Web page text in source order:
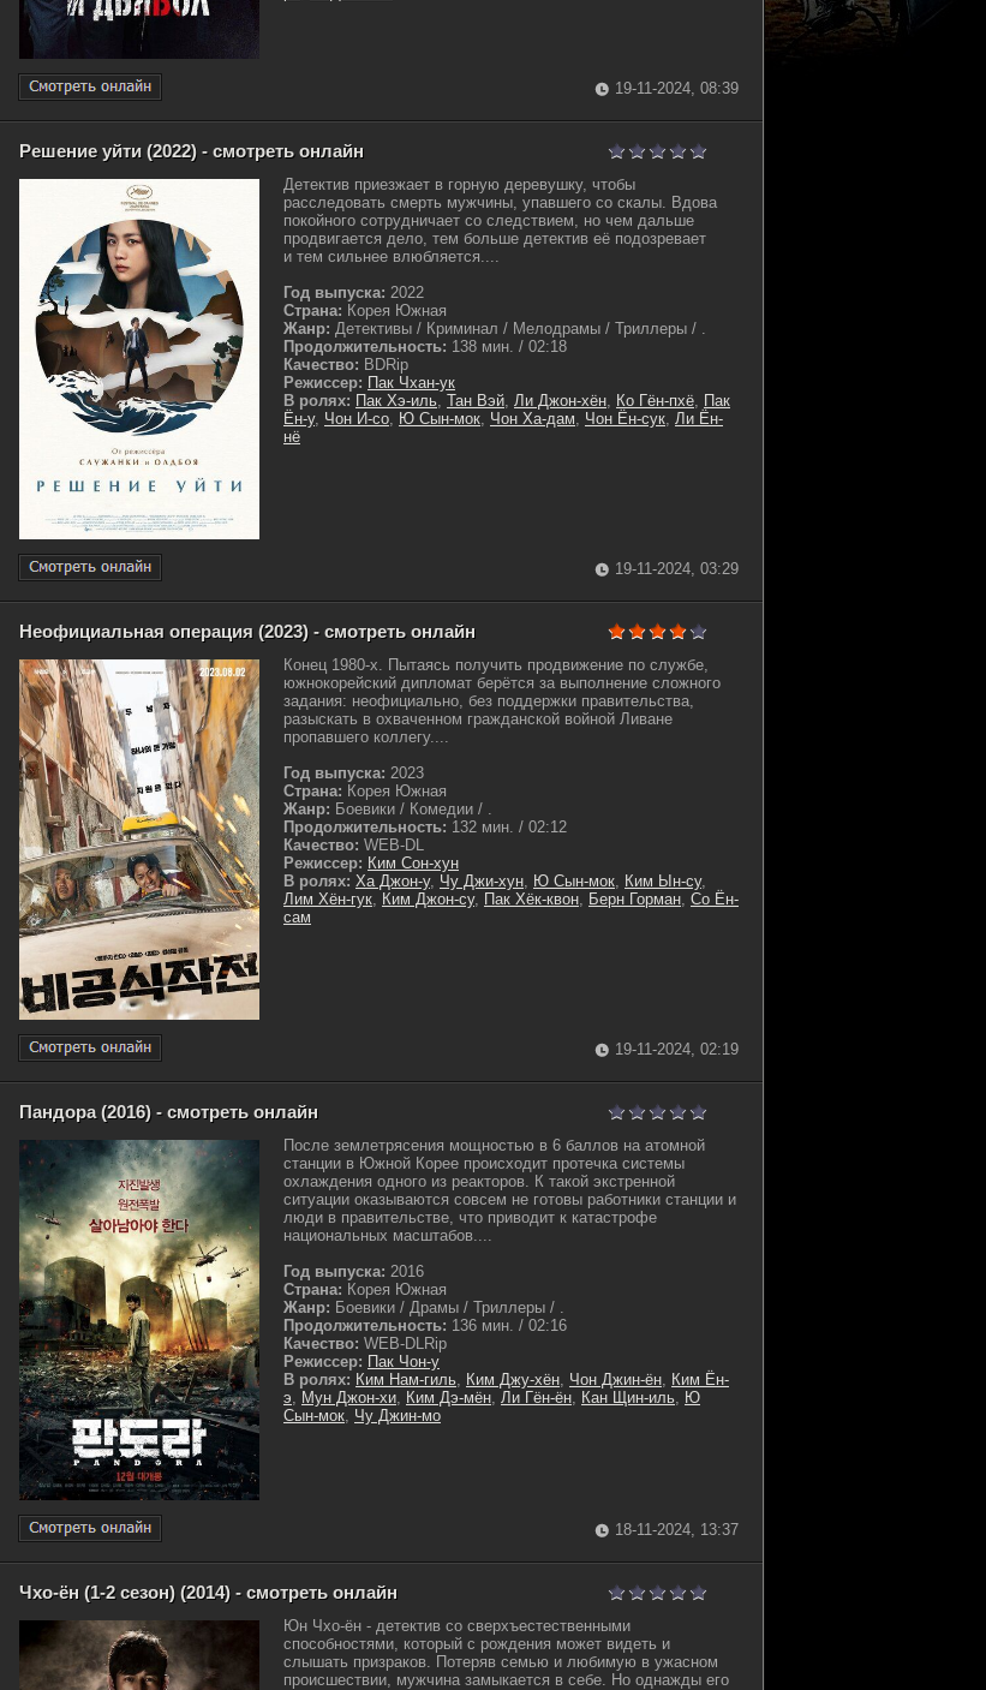
19-11-2024, 08:39
Решение уйти (2022) - смотреть онлайн
Детектив приезжает в горную деревушку, чтобы
расследовать смерть мужчины, упавшего со скалы. Вдова
покойного сотрудничает со следствием, но чем дальше
продвигается дело, тем больше детектив её подозревает
и тем сильнее влюбляется....
Год выпуска: 2022
Страна: Корея Южная
Жанр: Детективы / Криминал / Мелодрамы / Триллеры / .
Продолжительность: 138 мин. / 02:18
Качество: BDRip
Режиссер: Пак Чхан-ук
В ролях: Пак Хэ-иль, Тан Вэй, Ли Джон-хён, Ко Гён-пхё, Пак
Ён-у, Чон И-со, Ю Сын-мок, Чон Ха-дам, Чон Ён-сук, Ли Ён-
нё
19-11-2024, 03:29
Неофициальная операция (2023) - смотреть онлайн
Конец 1980-х. Пытаясь получить продвижение по службе,
южнокорейский дипломат берётся за выполнение сложного
задания: неофициально, без поддержки правительства,
разыскать в охваченном гражданской войной Ливане
пропавшего коллегу....
Год выпуска: 2023
Страна: Корея Южная
Жанр: Боевики / Комедии / .
Продолжительность: 132 мин. / 02:12
Качество: WEB-DL
Режиссер: Ким Сон-хун
В ролях: Ха Джон-у, Чу Джи-хун, Ю Сын-мок, Ким Ын-су,
Лим Хён-гук, Ким Джон-су, Пак Хёк-квон, Берн Горман, Со Ён-
сам
19-11-2024, 02:19
Пандора (2016) - смотреть онлайн
После землетрясения мощностью в 6 баллов на атомной
станции в Южной Корее происходит протечка системы
охлаждения одного из реакторов. К такой экстренной
ситуации оказываются совсем не готовы работники станции и
люди в правительстве, что приводит к катастрофе
национальных масштабов....
Год выпуска: 2016
Страна: Корея Южная
Жанр: Боевики / Драмы / Триллеры / .
Продолжительность: 136 мин. / 02:16
Качество: WEB-DLRip
Режиссер: Пак Чон-у
В ролях: Ким Нам-гиль, Ким Джу-хён, Чон Джин-ён, Ким Ён-
э, Мун Джон-хи, Ким Дэ-мён, Ли Гён-ён, Кан Щин-иль, Ю
Сын-мок, Чу Джин-мо
18-11-2024, 13:37
Чхо-ён (1-2 сезон) (2014) - смотреть онлайн
Юн Чхо-ён - детектив со сверхъестественными
способностями, который с рождения может видеть и
слышать призраков. Потеряв семью и любимую в ужасном
происшествии, мужчина замыкается в себе. Но однажды его